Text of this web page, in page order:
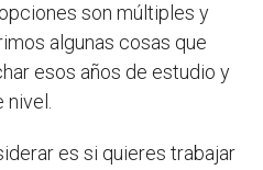
son múltiples y
algunas cosas que
esos años de estudio y
es si quieres trabajar